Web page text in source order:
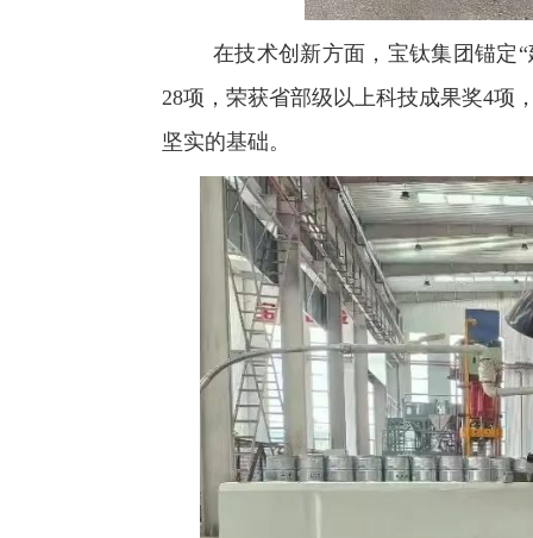
在技术创新方面，宝钛集团锚定
28项，荣获省部级以上科技成果奖4项
坚实的基础。